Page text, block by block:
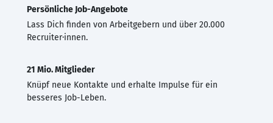
Persönliche Job-Angebote
Lass Dich finden von Arbeitgebern und über 20.000
Recruiter·innen.
21 Mio. Mitglieder
Knüpf neue Kontakte und erhalte Impulse für ein
besseres Job-Leben.